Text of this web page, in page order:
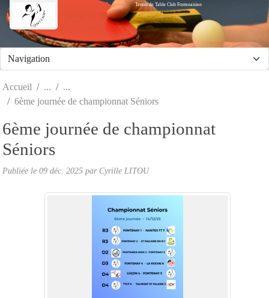
Tennis de Table Club Fontenaisien
Accueil
6ème journée de championnat Séniors
6ème journée de championnat
Séniors
Publiée le 09 déc. 2025 par Cyrille LITOU
Panneau de gestion des cookies